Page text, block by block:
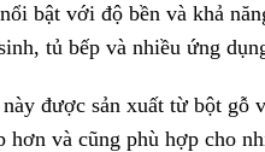
bật với độ bền và khả
tủ bếp và nhiều ứng
được sản xuất từ bột gỗ
và cũng phù hợp cho